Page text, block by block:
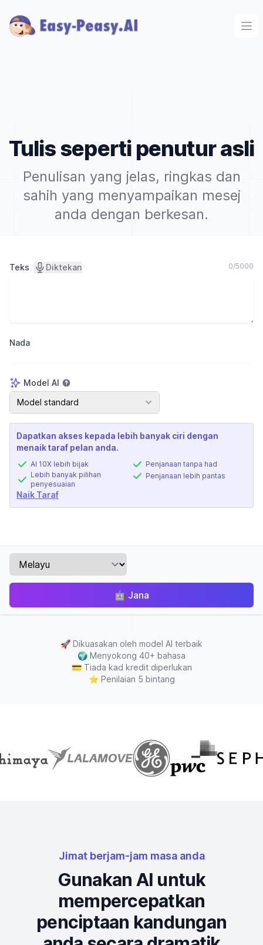
Tulis seperti penutur asli
Penulisan yang jelas, ringkas dan
sahih yang menyampaikan mesej
anda dengan berkesan.
Teks Diktekan 0/5000
Nada
Model AI
Model AI
Model standard
Dapatkan akses kepada lebih banyak ciri dengan
menaik taraf pelan anda.
AI 10X lebih bijak
Lebih banyak pilihan
penyesuaian
Penjanaan tanpa had
Penjanaan lebih pantas
Naik Taraf
🤖 Jana
🚀 Dikuasakan oleh model AI terbaik
🌍 Menyokong 40+ bahasa
💳 Tiada kad kredit diperlukan
⭐ Penilaian 5 bintang
Jimat berjam-jam masa anda
Gunakan AI untuk
mempercepatkan
penciptaan kandungan